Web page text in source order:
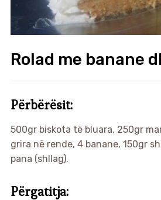
Rolad me banane
Përbërësit:
500gr biskota të bluara, 250gr
grira në rende, 4 banane, 150gr
pana (shllag).
Përgatitja: